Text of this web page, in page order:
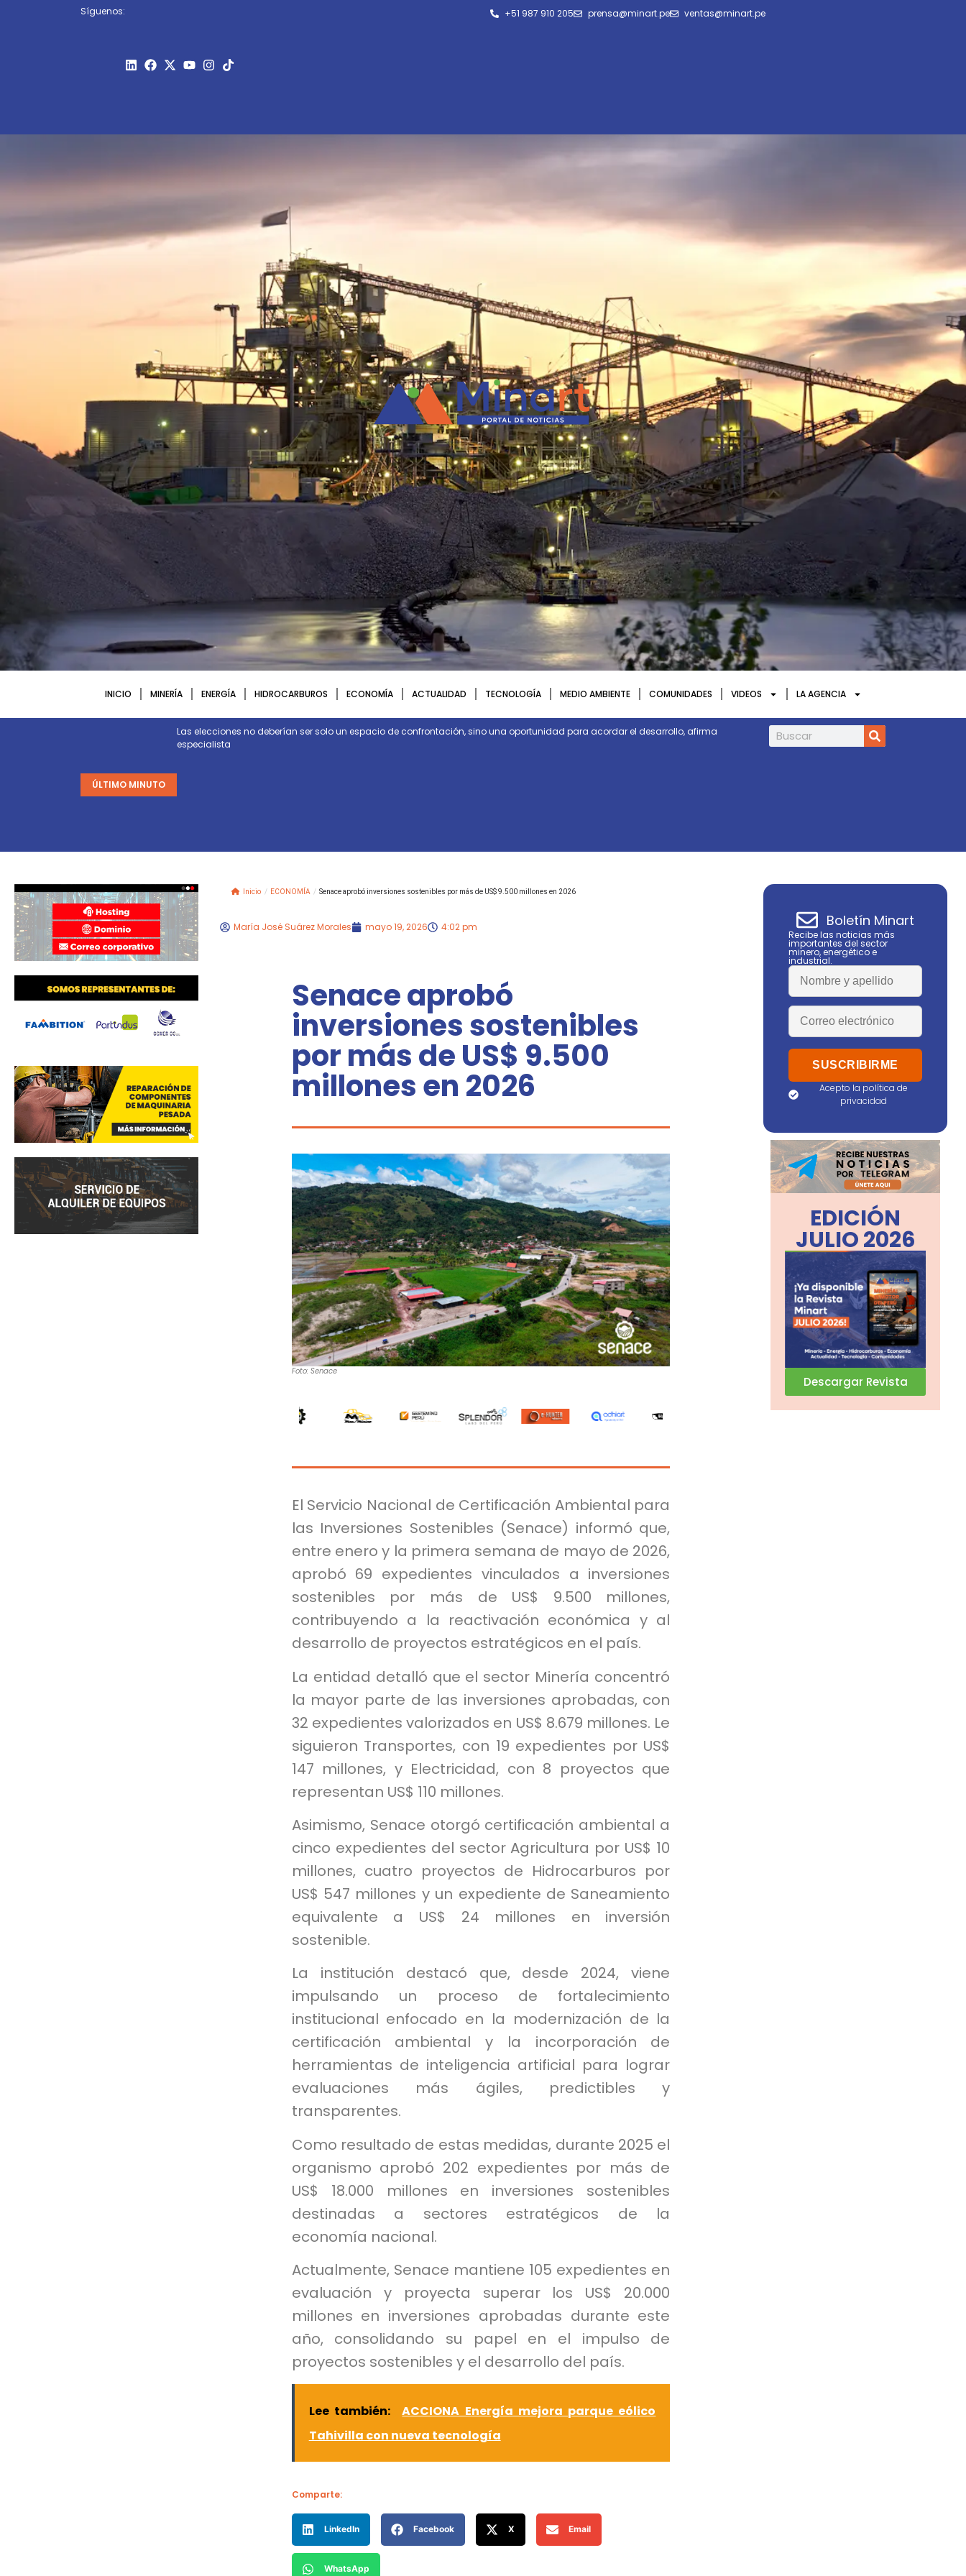
Síguenos: +51 987 910 205 prensa@minart.pe ventas@minart.pe
INICIO MINERÍA ENERGÍA HIDROCARBUROS ECONOMÍA ACTUALIDAD TECNOLOGÍA MEDIO AMBIENTE COMUNIDADES VIDEOS LA AGENCIA
ÚLTIMO MINUTO
Las elecciones no deberían ser solo un espacio de confrontación, sino una oportunidad para acordar el desarrollo, afirma
especialista
Galantas Gold obtiene aprobaciones
Inicio / ECONOMÍA / Senace aprobó inversiones sostenibles por más de US$ 9.500 millones en 2026
María José Suárez Morales mayo 19, 2026 4:02 pm
Senace aprobó
inversiones sostenibles
por más de US$ 9.500
millones en 2026
Foto: Senace
El Servicio Nacional de Certificación Ambiental para
las Inversiones Sostenibles (Senace) informó que,
entre enero y la primera semana de mayo de 2026,
aprobó 69 expedientes vinculados a inversiones
sostenibles por más de US$ 9.500 millones,
contribuyendo a la reactivación económica y al
desarrollo de proyectos estratégicos en el país.
La entidad detalló que el sector Minería concentró
la mayor parte de las inversiones aprobadas, con
32 expedientes valorizados en US$ 8.679 millones. Le
siguieron Transportes, con 19 expedientes por US$
147 millones, y Electricidad, con 8 proyectos que
representan US$ 110 millones.
Asimismo, Senace otorgó certificación ambiental a
cinco expedientes del sector Agricultura por US$ 10
millones, cuatro proyectos de Hidrocarburos por
US$ 547 millones y un expediente de Saneamiento
equivalente a US$ 24 millones en inversión
sostenible.
La institución destacó que, desde 2024, viene
impulsando un proceso de fortalecimiento
institucional enfocado en la modernización de la
certificación ambiental y la incorporación de
herramientas de inteligencia artificial para lograr
evaluaciones más ágiles, predictibles y
transparentes.
Como resultado de estas medidas, durante 2025 el
organismo aprobó 202 expedientes por más de
US$ 18.000 millones en inversiones sostenibles
destinadas a sectores estratégicos de la
economía nacional.
Actualmente, Senace mantiene 105 expedientes en
evaluación y proyecta superar los US$ 20.000
millones en inversiones aprobadas durante este
año, consolidando su papel en el impulso de
proyectos sostenibles y el desarrollo del país.
Lee también:
ACCIONA Energía mejora parque eólico
Tahivilla con nueva tecnología
Comparte:
LinkedIn Facebook X Email
WhatsApp
Boletín Minart
Recibe las noticias más
importantes del sector
minero, energético e
industrial.
Acepto la política de
privacidad
EDICIÓN
JULIO 2026
Descargar Revista